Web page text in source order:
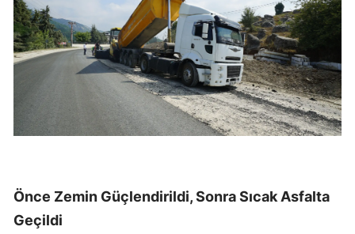
Önce Zemin Güçlendirildi, Sonra Sıcak Asfalta
Geçildi